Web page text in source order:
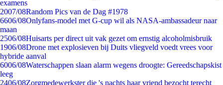
examens
2007/08Random Pics van de Dag #1978
6606/08Onlyfans-model met G-cup wil als NASA-ambassadeur naar
maan
2506/08Huisarts per direct uit vak gezet om ernstig alcoholmisbruik
1906/08Drone met explosieven bij Duits vliegveld voedt vrees voor
hybride aanval
6006/08Waterschappen slaan alarm wegens droogte: Gereedschapskist
leeg
2406/08Zorgmedewerkster die 's nachts haar vriend bezocht terecht